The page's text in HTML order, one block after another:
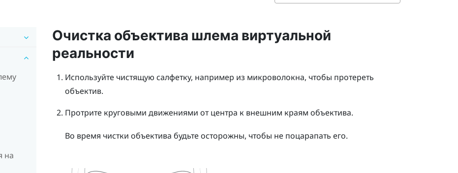
на
Очистка объектива шлема виртуальной
реальности
Используйте чистящую салфетку, например из микроволокна, чтобы протереть
объектив.
Протрите круговыми движениями от центра к внешним краям объектива.
Во время чистки объектива будьте осторожны, чтобы не поцарапать его.